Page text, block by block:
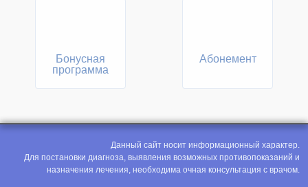
Бонусная
программа
Абонемент
Данный сайт носит информационный характер.
Для постановки диагноза, выявления возможных противопоказаний и
назначения лечения, необходима очная консультация с врачом.